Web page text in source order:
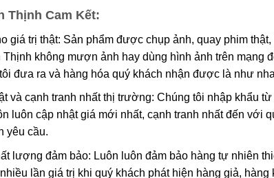
– Citrine có nguồn gốc từ cụm từ “citron” trong
mang theo đá thạch anh vàng bên người sẽ mang lại
của rắn độc và ngăn ngừa ma quỷ xâm hại. Người
vàng sẽ làm tinh thần thông thái hơn, bởi ánh sáng của
giả
Thịnh Cam Kết:
giá trị thật: Sản phẩm được chụp ảnh, quay phim
Thịnh không mượn ảnh hay dùng hình ảnh trên mạng
đưa ra và hàng hóa quý khách nhận được là như
và cạnh tranh nhất thị trường: Chúng tôi nhập khẩu
luôn cập nhật giá mới nhất, cạnh tranh nhất đến với
yêu cầu.
lượng đảm bảo: Luôn luôn đảm bảo hàng tự nhiên
lần giá trị khi quý khách phát hiện hàng giả,